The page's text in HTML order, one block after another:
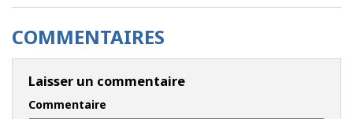
COMMENTAIRES
Laisser un commentaire
Commentaire